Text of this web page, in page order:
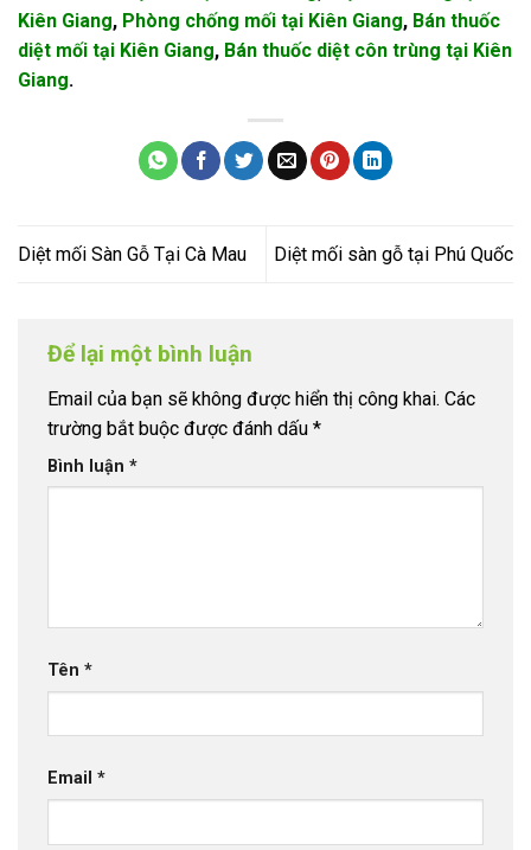
Kiên Giang, Phòng chống mối tại Kiên Giang, Bán thuốc
diệt mối tại Kiên Giang, Bán thuốc diệt côn trùng tại Kiên
Giang.
Diệt mối Sàn Gỗ Tại Cà Mau Diệt mối sàn gỗ tại Phú Quốc
Để lại một bình luận
Email của bạn sẽ không được hiển thị công khai. Các
trường bắt buộc được đánh dấu *
Bình luận *
Tên *
Email *